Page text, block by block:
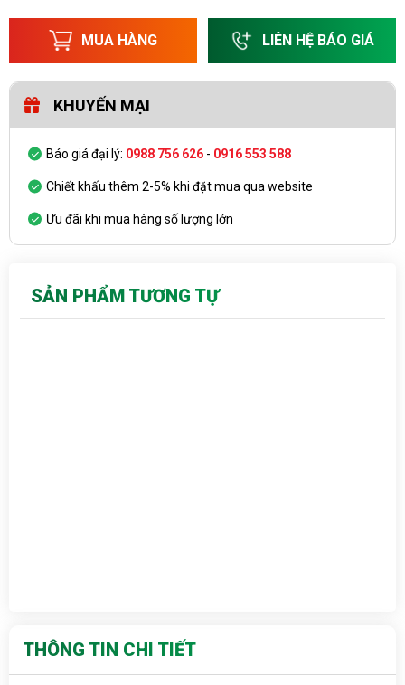
MUA HÀNG LIÊN HỆ BÁO GIÁ
KHUYẾN MẠI
Báo giá đại lý: 0988 756 626 - 0916 553 588
Chiết khấu thêm 2-5% khi đặt mua qua website
Ưu đãi khi mua hàng số lượng lớn
SẢN PHẨM TƯƠNG TỰ
THÔNG TIN CHI TIẾT